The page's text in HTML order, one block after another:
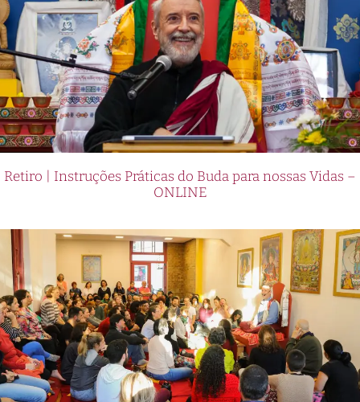
Retiro | Instruções Práticas do Buda para nossas Vidas –
ONLINE